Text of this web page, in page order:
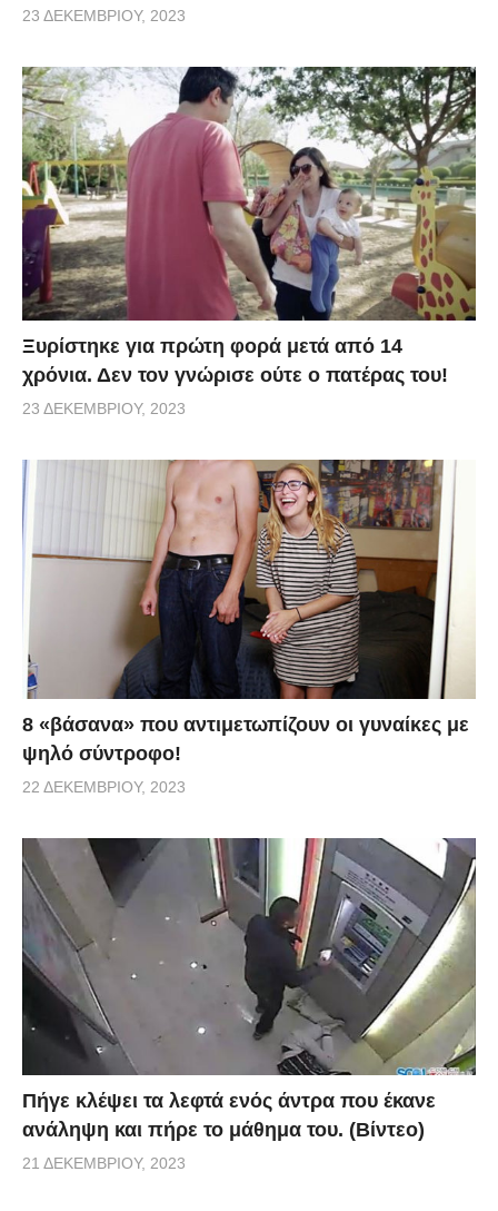
23 ΔΕΚΕΜΒΡΊΟΥ, 2023
Ξυρίστηκε για πρώτη φορά μετά από 14
χρόνια. Δεν τον γνώρισε ούτε ο πατέρας του!
23 ΔΕΚΕΜΒΡΊΟΥ, 2023
8 «βάσανα» που αντιμετωπίζουν οι γυναίκες με
ψηλό σύντροφο!
22 ΔΕΚΕΜΒΡΊΟΥ, 2023
Πήγε κλέψει τα λεφτά ενός άντρα που έκανε
ανάληψη και πήρε το μάθημα του. (Βίντεο)
21 ΔΕΚΕΜΒΡΊΟΥ, 2023